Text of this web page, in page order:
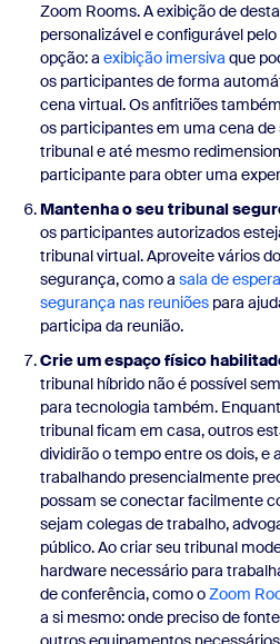
Zoom Rooms. A exibição de
personalizável e configurável
opção: a exibição imersiva que
os participantes de forma
cena virtual. Os anfitriões
os participantes em uma cena
tribunal e até mesmo
participante para obter uma
Mantenha o seu tribunal
os participantes autorizados
tribunal virtual. Aproveite vários
segurança, como a sala de espera
segurança nas reuniões para
participa da reunião.
Crie um espaço físico
tribunal híbrido não é possível
para tecnologia também.
tribunal ficam em casa, outros
dividirão o tempo entre os dois, e
trabalhando presencialmente
possam se conectar facilmente
sejam colegas de trabalho,
público. Ao criar seu tribunal
hardware necessário para
de conferência, como oZoom
a si mesmo: onde preciso de